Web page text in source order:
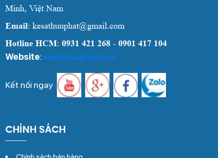
Minh, Việt Nam
Email: kesathuuphat@gmail.com
Hotline HCM:0931 421 268 - 0901 417 104
Website: kesathuuphat.com
Kết nối ngay
CHÍNH SÁCH